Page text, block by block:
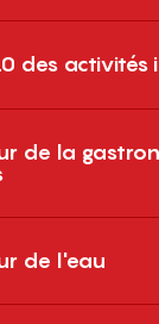
des activités
de la
de l'eau